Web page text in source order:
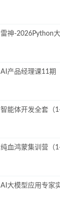
雷神-2026Python
AI产品经理课11期
智能体开发全套（
纯血鸿蒙集训营（
AI大模型应用专家